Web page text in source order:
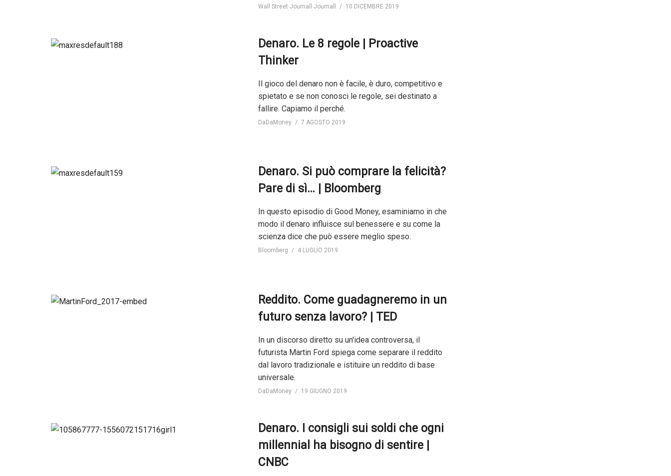
Wall Street Journall Journall 10 DICEMBRE 2019
Denaro. Le 8 regole | Proactive
Thinker
Il gioco del denaro non è facile, è duro, competitivo e
spietato e se non conosci le regole, sei destinato a
fallire. Capiamo il perché.
DaDaMoney 7 AGOSTO 2019
Denaro. Si può comprare la felicità?
Pare di sì… | Bloomberg
In questo episodio di Good Money, esaminiamo in che
modo il denaro influisce sul benessere e su come la
scienza dice che può essere meglio speso.
Bloomberg 4 LUGLIO 2019
Reddito. Come guadagneremo in un
futuro senza lavoro? | TED
In un discorso diretto su un'idea controversa, il
futurista Martin Ford spiega come separare il reddito
dal lavoro tradizionale e istituire un reddito di base
universale.
DaDaMoney 19 GIUGNO 2019
Denaro. I consigli sui soldi che ogni
millennial ha bisogno di sentire |
CNBC